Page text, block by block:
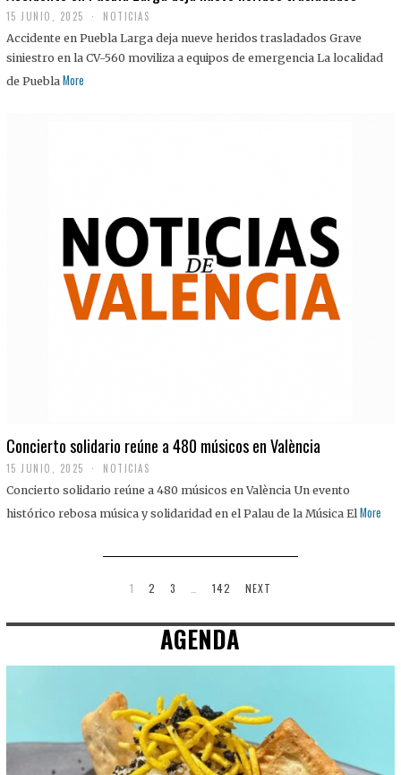
15 JUNIO, 2025 NOTICIAS
Accidente en Puebla Larga deja nueve heridos trasladados Grave
siniestro en la CV-560 moviliza a equipos de emergencia La localidad
de Puebla More
Concierto solidario reúne a 480 músicos en València
15 JUNIO, 2025 NOTICIAS
Concierto solidario reúne a 480 músicos en València Un evento
histórico rebosa música y solidaridad en el Palau de la Música El More
1 2 3 142 NEXT
AGENDA